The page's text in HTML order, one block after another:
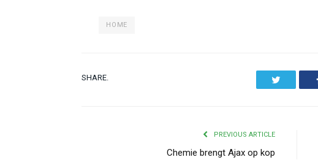
HOME
SHARE.
PREVIOUS ARTICLE
Chemie brengt Ajax op kop